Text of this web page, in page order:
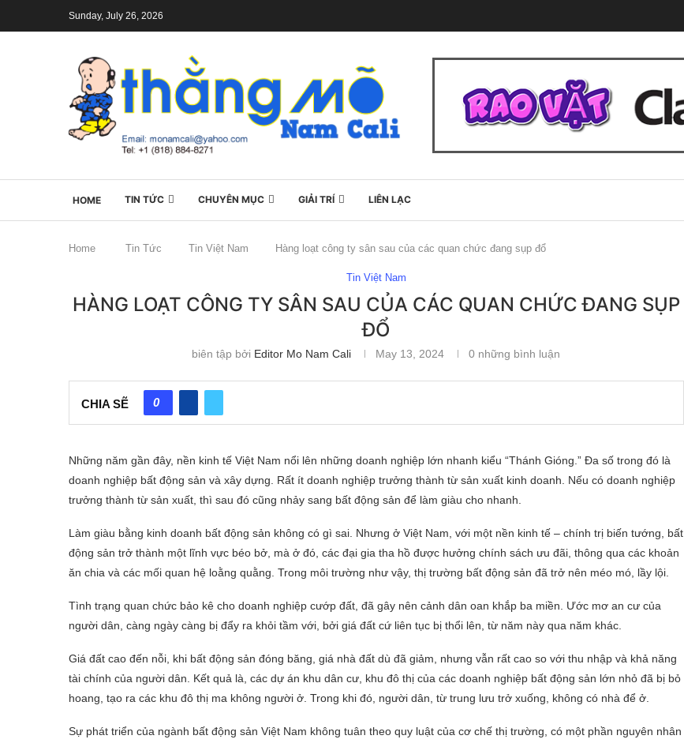
Sunday, July 26, 2026
HOME TIN TỨC CHUYÊN MỤC GIẢI TRÍ LIÊN LẠC
Home Tin Tức Tin Việt Nam Hàng loạt công ty sân sau của các quan chức đang sụp đổ
Tin Việt Nam
HÀNG LOẠT CÔNG TY SÂN SAU CỦA CÁC QUAN CHỨC ĐANG SỤP
ĐỔ
biên tập bởi Editor Mo Nam Cali May 13, 2024 0 những bình luận
CHIA SẼ 0
Những năm gần đây, nền kinh tế Việt Nam nổi lên những doanh nghiệp lớn nhanh kiểu “Thánh Gióng.” Đa số trong đó là
doanh nghiệp bất động sản và xây dựng. Rất ít doanh nghiệp trưởng thành từ sản xuất kinh doanh. Nếu có doanh nghiệp
trưởng thành từ sản xuất, thì sau đó cũng nhảy sang bất động sản để làm giàu cho nhanh.
Làm giàu bằng kinh doanh bất động sản không có gì sai. Nhưng ở Việt Nam, với một nền kinh tế – chính trị biến tướng, bất
động sản trở thành một lĩnh vực béo bở, mà ở đó, các đại gia tha hồ được hưởng chính sách ưu đãi, thông qua các khoản
ăn chia và các mối quan hệ loằng quằng. Trong môi trường như vậy, thị trường bất động sản đã trở nên méo mó, lầy lội.
Tình trạng quan chức bảo kê cho doanh nghiệp cướp đất, đã gây nên cảnh dân oan khắp ba miền. Ước mơ an cư của
người dân, càng ngày càng bị đẩy ra khỏi tầm với, bởi giá đất cứ liên tục bị thổi lên, từ năm này qua năm khác.
Giá đất cao đến nỗi, khi bất động sản đóng băng, giá nhà đất dù đã giảm, nhưng vẫn rất cao so với thu nhập và khả năng
tài chính của người dân. Kết quả là, các dự án khu dân cư, khu đô thị của các doanh nghiệp bất động sản lớn nhỏ đã bị bỏ
hoang, tạo ra các khu đô thị ma không người ở. Trong khi đó, người dân, từ trung lưu trở xuống, không có nhà để ở.
Sự phát triển của ngành bất động sản Việt Nam không tuân theo quy luật của cơ chế thị trường, có một phần nguyên nhân